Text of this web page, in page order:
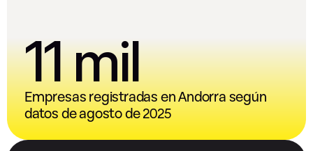
11 mil
Empresas registradas en Andorra según
datos de agosto de 2025